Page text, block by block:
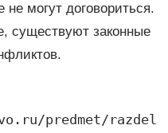
могут договориться.
существуют законные
predmet/razdel